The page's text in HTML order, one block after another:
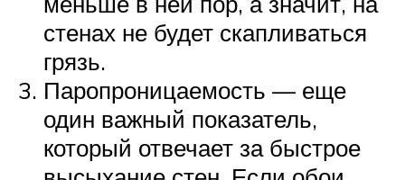
стенах не будет скапливаться
грязь.
Паропроницаемость — еще
один важный показатель,
который отвечает за быстрое